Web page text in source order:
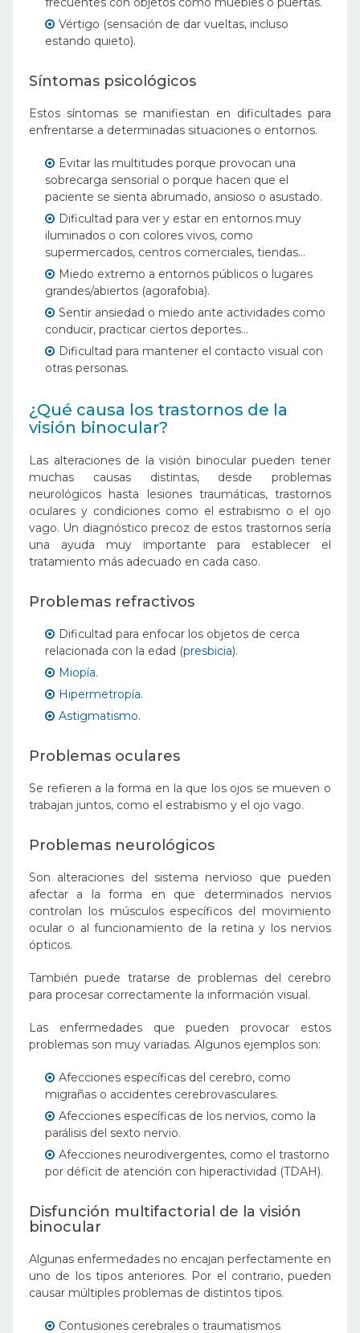
Vértigo (sensación de dar vueltas, incluso
estando quieto).
Síntomas psicológicos
Estos síntomas se manifiestan en dificultades para
enfrentarse a determinadas situaciones o entornos.
Evitar las multitudes porque provocan una
sobrecarga sensorial o porque hacen que el
paciente se sienta abrumado, ansioso o asustado.
Dificultad para ver y estar en entornos muy
iluminados o con colores vivos, como
supermercados, centros comerciales, tiendas…
Miedo extremo a entornos públicos o lugares
grandes/abiertos (agorafobia).
Sentir ansiedad o miedo ante actividades como
conducir, practicar ciertos deportes…
Dificultad para mantener el contacto visual con
otras personas.
¿Qué causa los trastornos de la
visión binocular?
Las alteraciones de la visión binocular pueden tener
muchas causas distintas, desde problemas
neurológicos hasta lesiones traumáticas, trastornos
oculares y condiciones como el estrabismo o el ojo
vago. Un diagnóstico precoz de estos trastornos sería
una ayuda muy importante para establecer el
tratamiento más adecuado en cada caso.
Problemas refractivos
Dificultad para enfocar los objetos de cerca
relacionada con la edad (presbicia).
Miopía.
Hipermetropía.
Astigmatismo.
Problemas oculares
Se refieren a la forma en la que los ojos se mueven o
trabajan juntos, como el estrabismo y el ojo vago.
Problemas neurológicos
Son alteraciones del sistema nervioso que pueden
afectar a la forma en que determinados nervios
controlan los músculos específicos del movimiento
ocular o al funcionamiento de la retina y los nervios
ópticos.
También puede tratarse de problemas del cerebro
para procesar correctamente la información visual.
Las enfermedades que pueden provocar estos
problemas son muy variadas. Algunos ejemplos son:
Afecciones específicas del cerebro, como
migrañas o accidentes cerebrovasculares.
Afecciones específicas de los nervios, como la
parálisis del sexto nervio.
Afecciones neurodivergentes, como el trastorno
por déficit de atención con hiperactividad (TDAH).
Disfunción multifactorial de la visión
binocular
Algunas enfermedades no encajan perfectamente en
uno de los tipos anteriores. Por el contrario, pueden
causar múltiples problemas de distintos tipos.
Contusiones cerebrales o traumatismos